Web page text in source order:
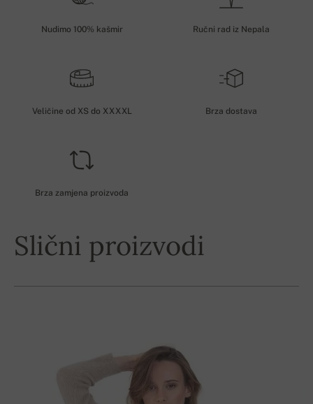
Nudimo 100% kašmir Ručni rad iz Nepala
Veličine od XS do XXXXL Brza dostava
Brza zamjena proizvoda
Slični proizvodi